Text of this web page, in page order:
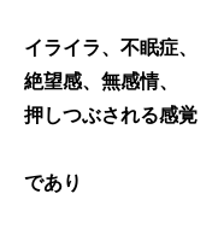
イライラ、不眠症、
絶望感、無感情、
押しつぶされる感覚
であり